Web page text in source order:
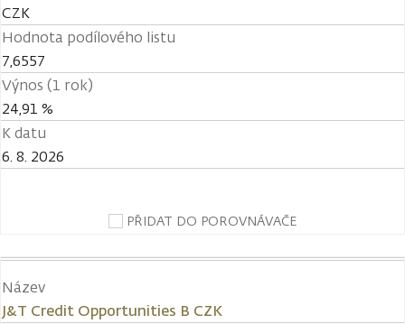
CZK
Hodnota podílového listu
7,6557
Výnos (1 rok)
24,91 %
K datu
6. 8. 2026
PŘIDAT DO POROVNÁVAČE
Název
J&T Credit Opportunities B CZK